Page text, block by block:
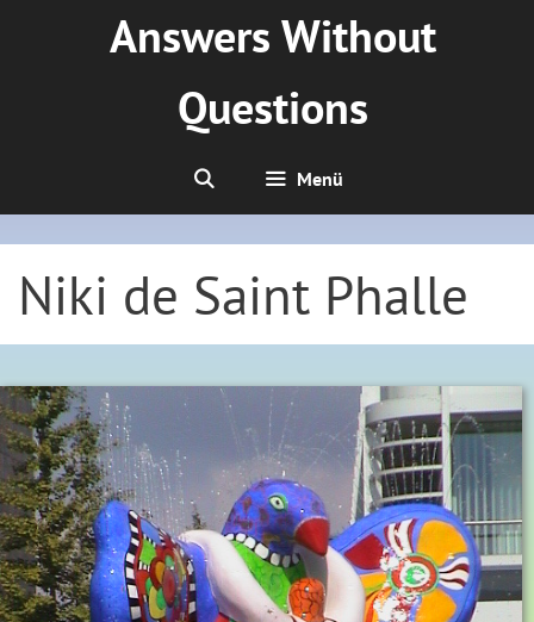
Answers Without
Questions
Menü
Niki de Saint Phalle